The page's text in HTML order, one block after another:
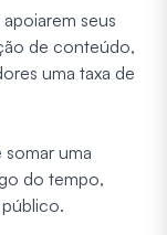
seus
de conteúdo,
uma taxa de
uma
do tempo,